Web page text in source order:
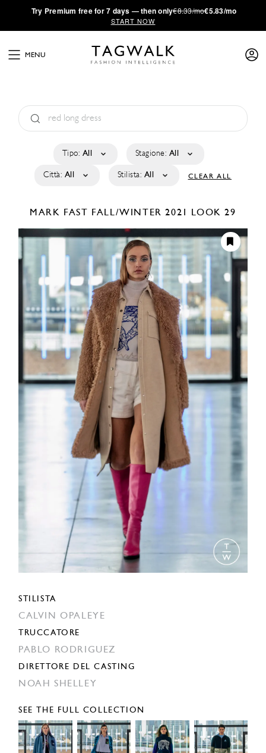
·Try Premium free for 7 days — then only€8.33/mo€5.83/mo
START NOW
MENU
Tipo: All Stagione: All
Città: All Stilista: All CLEAR ALL
MARK FAST FALL/WINTER 2021 LOOK 29
STILISTA
CALVIN OPALEYE
TRUCCATORE
PABLO RODRIGUEZ
DIRETTORE DEL CASTING
NOAH SHELLEY
SEE THE FULL COLLECTION